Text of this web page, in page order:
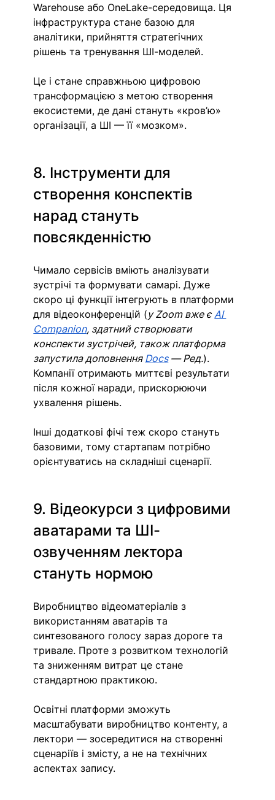
Warehouse або OneLake-середовища. Ця
інфраструктура стане базою для
аналітики, прийняття стратегічних
рішень та тренування ШІ-моделей.
Це і стане справжньою цифровою
трансформацією з метою створення
екосистеми, де дані стануть «кров’ю»
організації, а ШІ — її «мозком».
8. Інструменти для
створення конспектів
нарад стануть
повсякденністю
Чимало сервісів вміють аналізувати
зустрічі та формувати самарі. Дуже
скоро ці функції інтегрують в платформи
для відеоконференцій (у Zoom вже є AI
Companion, здатний створювати
конспекти зустрічей, також платформа
запустила доповнення Docs — Ред.).
Компанії отримають миттєві результати
після кожної наради, прискорюючи
ухвалення рішень.
Інші додаткові фічі теж скоро стануть
базовими, тому стартапам потрібно
орієнтуватись на складніші сценарії.
9. Відеокурси з цифровими
аватарами та ШІ-
озвученням лектора
стануть нормою
Виробництво відеоматеріалів з
використанням аватарів та
синтезованого голосу зараз дороге та
тривале. Проте з розвитком технологій
та зниженням витрат це стане
стандартною практикою.
Освітні платформи зможуть
масштабувати виробництво контенту, а
лектори — зосередитися на створенні
сценаріїв і змісту, а не на технічних
аспектах запису.